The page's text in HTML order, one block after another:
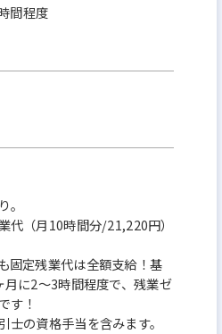
間程度
代（月10時間分/21,220円）
固定残業代は全額支給！基
に2～3時間程度で、残業ゼ
す！
の資格手当を含みます。